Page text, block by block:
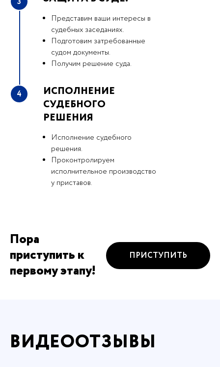
Представим ваши интересы в
судебных заседаниях.
Подготовим затребованные
судом документы.
Получим решение суда.
4
ИСПОЛНЕНИЕ
СУДЕБНОГО
РЕШЕНИЯ
Исполнение судебного
решения.
Проконтролируем
исполнительное производство
у приставов.
Пора
приступить к
первому этапу!
ПРИСТУПИТЬ
ВИДЕООТЗЫВЫ